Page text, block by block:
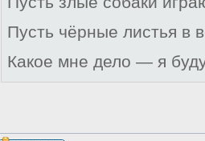
Пусть чёрные листья в
Какое мне дело — я